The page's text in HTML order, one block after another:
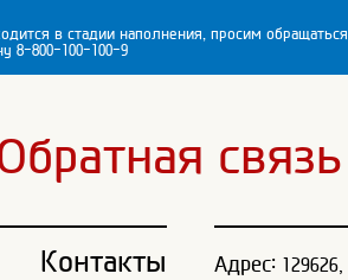
в стадии наполнения, просим
8-800-100-100-9
связь
Контакты Адрес: